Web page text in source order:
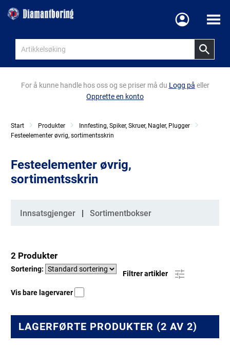
Meny
For å kunne handle hos oss og se priser må du Logg på eller
Opprette en konto
Start Produkter
Innfesting, Spiker, Skruer, Nagler, Plugger
Festeelementer øvrig, sortimentsskrin
Festeelementer øvrig,
sortimentsskrin
Kategorier
Innsatsgjenger Sortimentbokser
2 Produkter
Sortering:
Filtrer artikler
Vis bare lagervarer
LAGERFØRTE PRODUKTER (2 AV 2)